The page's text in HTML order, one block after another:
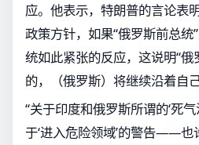
应。他表示，特朗普的言论表
政策方针，如果“俄罗斯前总
统如此紧张的反应，这说明“
的，（俄罗斯）将继续沿着自
“关于印度和俄罗斯所谓的‘死
于‘进入危险领域’的警告——也